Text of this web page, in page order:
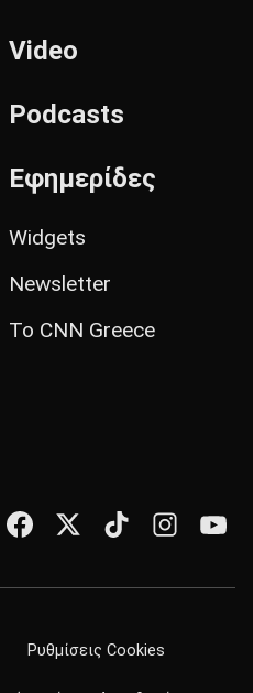
Video
Podcasts
Εφημερίδες
Widgets
Newsletter
Το CNN Greece
Ρυθμίσεις Cookies